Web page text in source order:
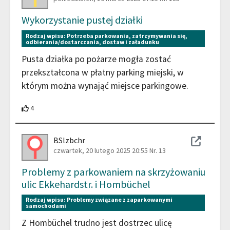
Wykorzystanie pustej działki
Rodzaj wpisu: Potrzeba parkowania, zatrzymywania się,
odbierania/dostarczania, dostaw i załadunku
Pusta działka po pożarze mogła zostać
przekształcona w płatny parking miejski, w
którym można wynająć miejsce parkingowe.
44 Uczestnicy wspierają ten wkład
BSlzbchr
czwartek, 20 lutego 2025 20:55 Nr. 13
Problemy z parkowaniem na skrzyżowaniu
ulic Ekkehardstr. i Hombüchel
Rodzaj wpisu: Problemy związane z zaparkowanymi
samochodami
Z Hombüchel trudno jest dostrzec ulicę